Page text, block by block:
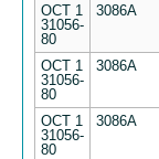
ОСТ 1
31056-
80
3086А
ОСТ 1
31056-
80
3086А
ОСТ 1
31056-
80
3086А